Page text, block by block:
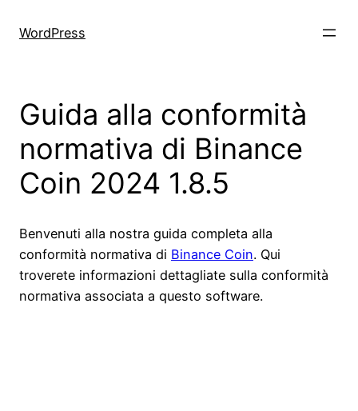
WordPress
Guida alla conformità
normativa di Binance
Coin 2024 1.8.5
Benvenuti alla nostra guida completa alla
conformità normativa di Binance Coin. Qui
troverete informazioni dettagliate sulla conformità
normativa associata a questo software.